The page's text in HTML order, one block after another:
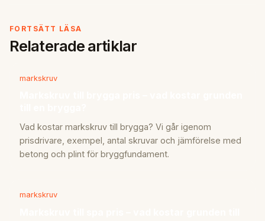
FORTSÄTT LÄSA
Relaterade artiklar
markskruv
Vad kostar markskruv till brygga? Vi går igenom
prisdrivare, exempel, antal skruvar och jämförelse med
betong och plint för bryggfundament.
markskruv